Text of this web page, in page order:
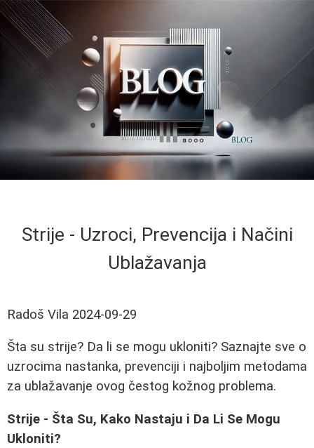
Strije - Uzroci, Prevencija i Načini
Ublažavanja
Radoš Vila 2024-09-29
Šta su strije? Da li se mogu ukloniti? Saznajte sve o
uzrocima nastanka, prevenciji i najboljim metodama
za ublažavanje ovog čestog kožnog problema.
Strije - Šta Su, Kako Nastaju i Da Li Se Mogu
Ukloniti?